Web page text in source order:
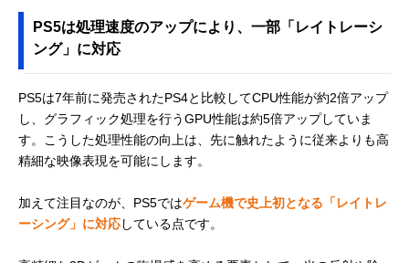
PS5は処理速度のアップにより、一部「レイトレーシ
ング」に対応
PS5は7年前に発売されたPS4と比較してCPU性能が約2倍アップ
し、グラフィック処理を行うGPU性能は約5倍アップしていま
す。こうした処理性能の向上は、先に触れたように従来よりも高
精細な映像表現を可能にします。
加えて注目なのが、PS5ではゲーム機で史上初となる「レイトレ
ーシング」に対応している点です。